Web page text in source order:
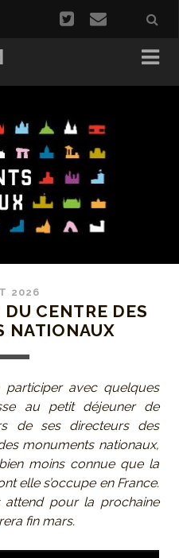
2026
CENTRE DES
NATIONAUX
avec quelques
au petit déjeuner de
de ses directeurs des
monuments nationaux,
moins connue que la
elle s’occupe en France.
pour la prochaine
fin mars.